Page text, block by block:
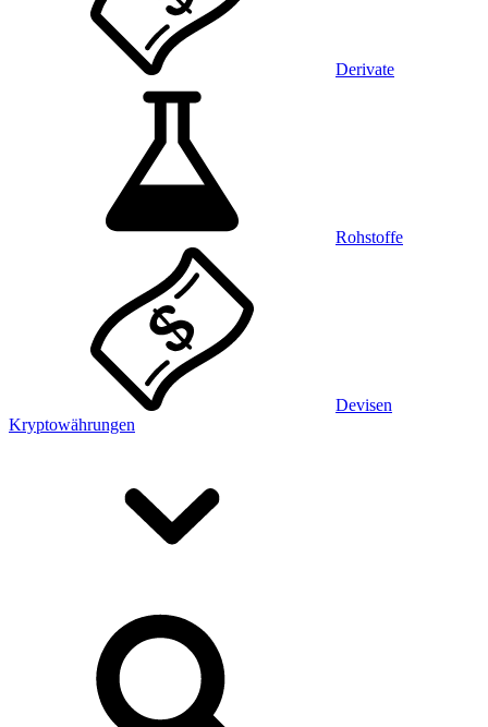
Derivate
Rohstoffe
Devisen
Kryptowährungen